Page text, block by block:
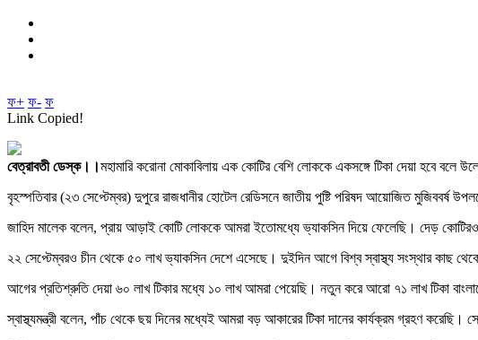
ফ+ ফ- ফ
Link Copied!
বেত্রাবতী ডেস্ক।।মহামারি করোনা মোকাবিলায় এক কোটির বেশি লোককে একসঙ্গে টিকা দেয়া হবে বলে
বৃহস্পতিবার (২৩ সেপ্টেম্বর) দুপুরে রাজধানীর হোটেল রেডিসনে জাতীয় পুষ্টি পরিষদ আয়োজিত মুজিববর্ষ
জাহিদ মালেক বলেন, প্রায় আড়াই কোটি লোককে আমরা ইতোমধ্যে ভ্যাকসিন দিয়ে ফেলেছি। দেড়
২২ সেপ্টেম্বরও চীন থেকে ৫০ লাখ ভ্যাকসিন দেশে এসেছে। দুইদিন আগে বিশ্ব স্বাস্থ্য সংস্থার কাছ
আগের প্রতিশ্রুতি দেয়া ৬০ লাখ টিকার মধ্যে ১০ লাখ আমরা পেয়েছি। নতুন করে আরো ৭১ লাখ টিকা
স্বাস্থ্যমন্ত্রী বলেন, পাঁচ থেকে ছয় দিনের মধ্যেই আমরা বড় আকারের টিকা দানের কার্যক্রম গ্রহণ